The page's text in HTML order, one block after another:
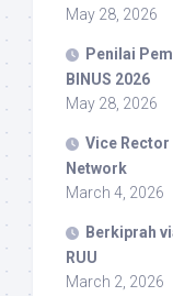
May 28, 2026
Penilai
BINUS 2026
May 28, 2026
Vice Rector
Network
March 4, 2026
Berkiprah
RUU
March 2, 2026